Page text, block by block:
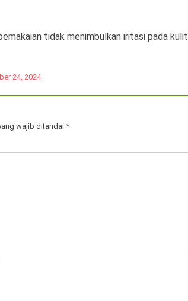
tidak menimbulkan iritasi pada kulit
24, 2024
wajib ditandai *